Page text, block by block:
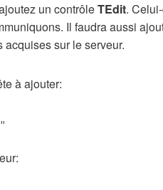
un contrôleTEdit.
Il faudra aussi
sur le serveur.
à ajouter: